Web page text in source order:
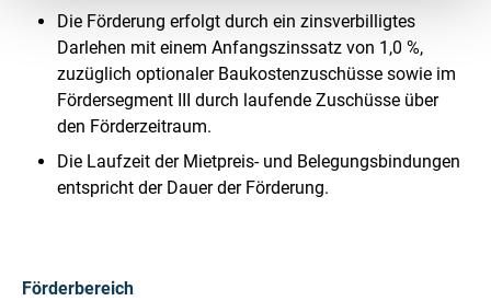
Die Förderung erfolgt durch ein zinsverbilligtes
Darlehen mit einem Anfangszinssatz von 1,0 %,
zuzüglich optionaler Baukostenzuschüsse sowie im
Fördersegment III durch laufende Zuschüsse über
den Förderzeitraum.
Die Laufzeit der Mietpreis- und Belegungsbindungen
entspricht der Dauer der Förderung.
Förderbereich